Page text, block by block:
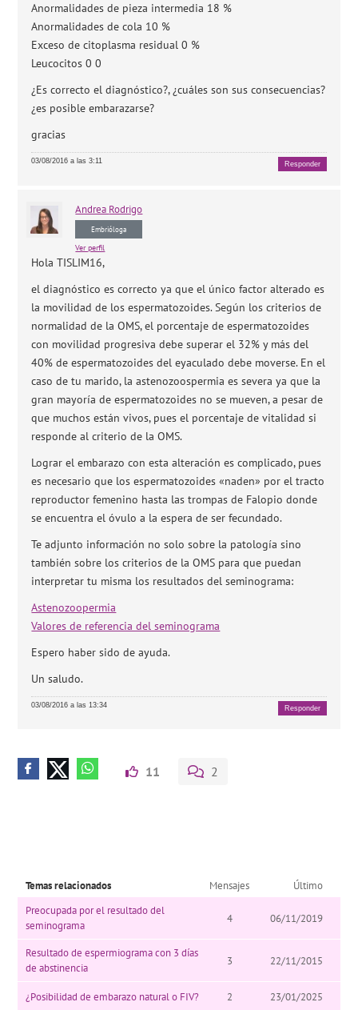
Anormalidades de pieza intermedia 18 %
Anormalidades de cola 10 %
Exceso de citoplasma residual 0 %
Leucocitos 0 0
¿Es correcto el diagnóstico?, ¿cuáles son sus consecuencias?
¿es posible embarazarse?
gracias
03/08/2016 a las 3:11 Responder
Andrea Rodrigo
Embrióloga
Ver perfil
Hola TISLIM16,
el diagnóstico es correcto ya que el único factor alterado es
la movilidad de los espermatozoides. Según los criterios de
normalidad de la OMS, el porcentaje de espermatozoides
con movilidad progresiva debe superar el 32% y más del
40% de espermatozoides del eyaculado debe moverse. En el
caso de tu marido, la astenozoospermia es severa ya que la
gran mayoría de espermatozoides no se mueven, a pesar de
que muchos están vivos, pues el porcentaje de vitalidad si
responde al criterio de la OMS.
Lograr el embarazo con esta alteración es complicado, pues
es necesario que los espermatozoides «naden» por el tracto
reproductor femenino hasta las trompas de Falopio donde
se encuentra el óvulo a la espera de ser fecundado.
Te adjunto información no solo sobre la patología sino
también sobre los criterios de la OMS para que puedan
interpretar tu misma los resultados del seminograma:
Astenozoopermia
Valores de referencia del seminograma
Espero haber sido de ayuda.
Un saludo.
03/08/2016 a las 13:34 Responder
11 2
Temas relacionados Mensajes
Último
Preocupada por el resultado del
seminograma
4 06/11/2019
Resultado de espermiograma con 3 días
de abstinencia
3 22/11/2015
¿Posibilidad de embarazo natural o FIV? 2 23/01/2025